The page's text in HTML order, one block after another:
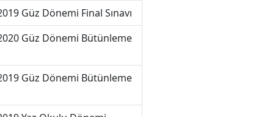
Güz Dönemi Final Sınavı
Güz Dönemi Bütünleme
Güz Dönemi Bütünleme